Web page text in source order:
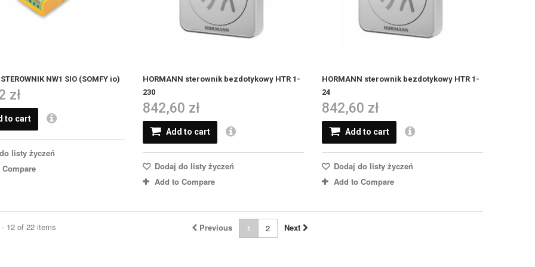
NW1 SIO (SOMFY io)
zł
to cart
listy życzeń
HORMANN sterownik bezdotykowy HTR 1-
230
842,60 zł
Add to cart
Dodaj do listy życzeń
Add to Compare
HORMANN sterownik bezdotykowy HTR 1-
24
842,60 zł
Add to cart
Dodaj do listy życzeń
Add to Compare
Previous 1 2 Next
12 of 22 items